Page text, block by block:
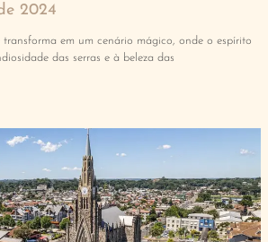
2024
em um cenário mágico, onde o espírito
das serras e à beleza das